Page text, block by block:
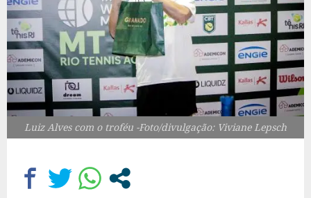
Luiz Alves com o troféu -Foto/divulgação: Viviane Lepsch